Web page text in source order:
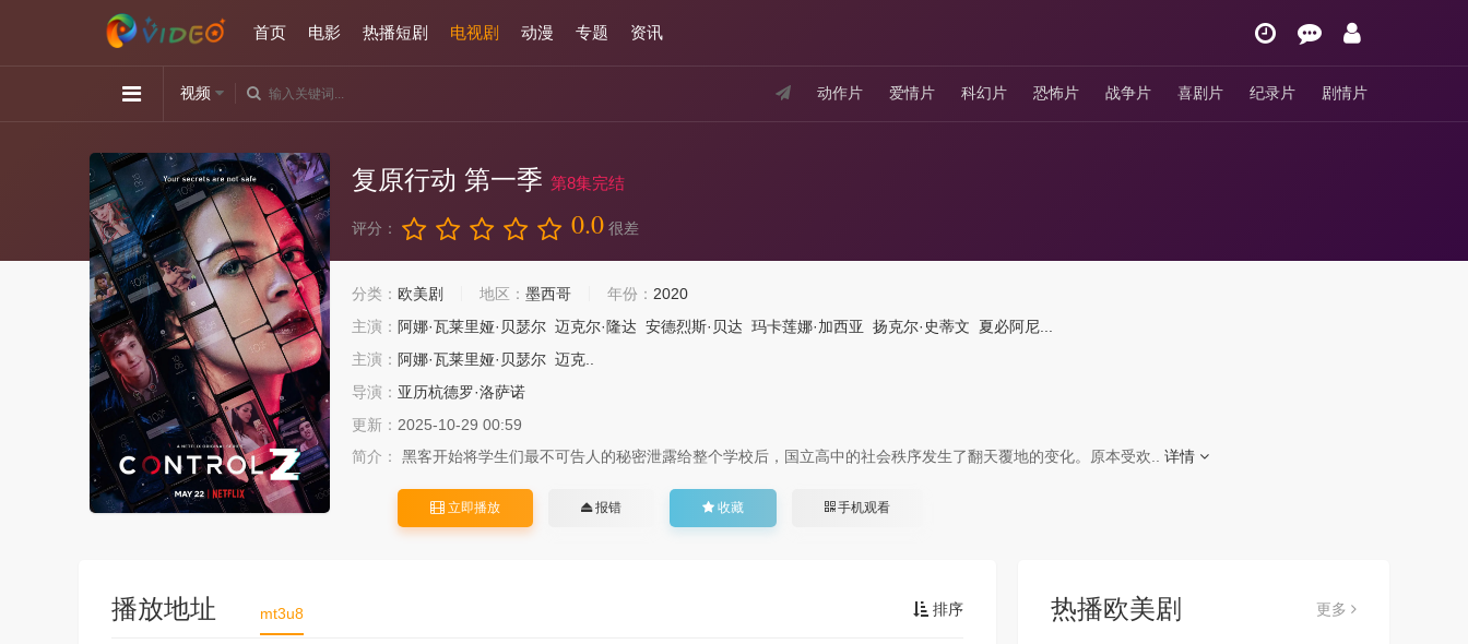
首页 电影 热播短剧 电视剧 动漫 专题 资讯
动作片 爱情片 科幻片 恐怖片 战争片 喜剧片 纪录片 剧情片
视频
复原行动 第一季 第8集完结
评分： 0.0 很差
分类： 欧美剧 地区： 墨西哥 年份： 2020
主演： 阿娜·瓦莱里娅·贝瑟尔 迈克尔·隆达 安德烈斯·贝达 玛卡莲娜·加西亚 扬克尔·史蒂文
夏必阿尼...
主演： 阿娜·瓦莱里娅·贝瑟尔 迈克..
导演： 亚历杭德罗·洛萨诺
更新： 2025-10-29 00:59
简介：
黑客开始将学生们最不可告人的秘密泄露给整个学校后，国立高中的社会秩序发生了翻天覆地的变化。原本受欢.. 详情
立即播放 报错 收藏 手机观看
排序
播放地址 mt3u8 热播欧美剧 更多